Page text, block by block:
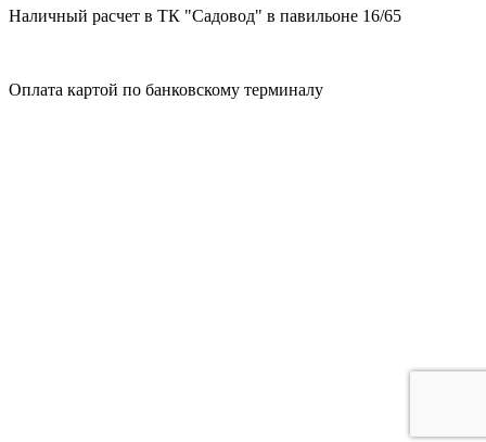
Наличный расчет в ТК "Садовод" в павильоне 16/65
Оплата картой по банковскому терминалу